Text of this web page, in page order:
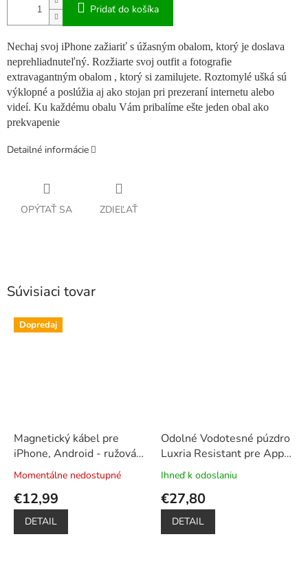
Pridať do košíka
Nechaj svoj iPhone zažiariť s úžasným obalom, ktorý je doslava
neprehliadnuteľný. Rozžiarte svoj outfit a fotografie
extravagantným obalom , ktorý si zamilujete. Roztomylé ušká sú
výklopné a poslúžia aj ako stojan pri prezeraní internetu alebo
videí. Ku každému obalu Vám pribalíme ešte jeden obal ako
prekvapenie
Detailné informácie
OPÝTAŤ SA ZDIEĽAŤ
Súvisiaci tovar
Dopredaj
Magnetický kábel pre
iPhone, Android - ružová
zlatá
Priemerné
hodnotenie
produktu
Momentálne nedostupné
€12,99
DETAIL
Odolné Vodotesné púzdro
Luxria Resistant pre Apple
iPhone - Čierne
+ Plavák k
obalu ako darček
Priemerné
hodnotenie
produktu
Ihneď k odoslaniu
€27,80
DETAIL